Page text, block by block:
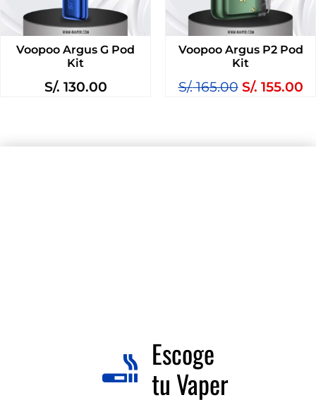
Voopoo Argus G Pod
Kit
S/. 130.00
Voopoo Argus P2 Pod
Kit
S/.165.00 S/. 155.00
Escoge
tu Vaper